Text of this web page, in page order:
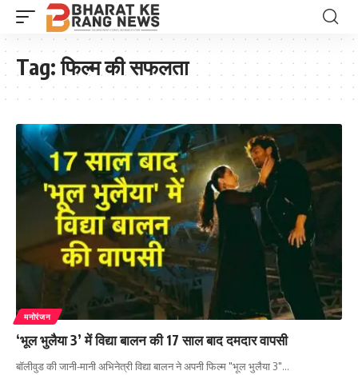
Tag:फिल्म की सफलता
मनोरंजन
‘भूल भुलैया 3’ में विद्या बालन की 17 साल बाद दमदार वापसी
बॉलीवुड की जानी-मानी अभिनेत्री विद्या बालन ने अपनी फिल्म "भूल भुलैया 3"…